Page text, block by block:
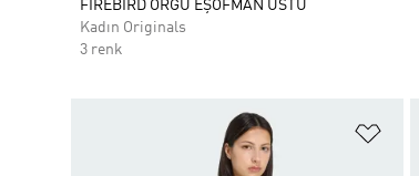
FIREBIRD ÖRGÜ EŞOFMAN ÜSTÜ
Kadın Originals
3 renk